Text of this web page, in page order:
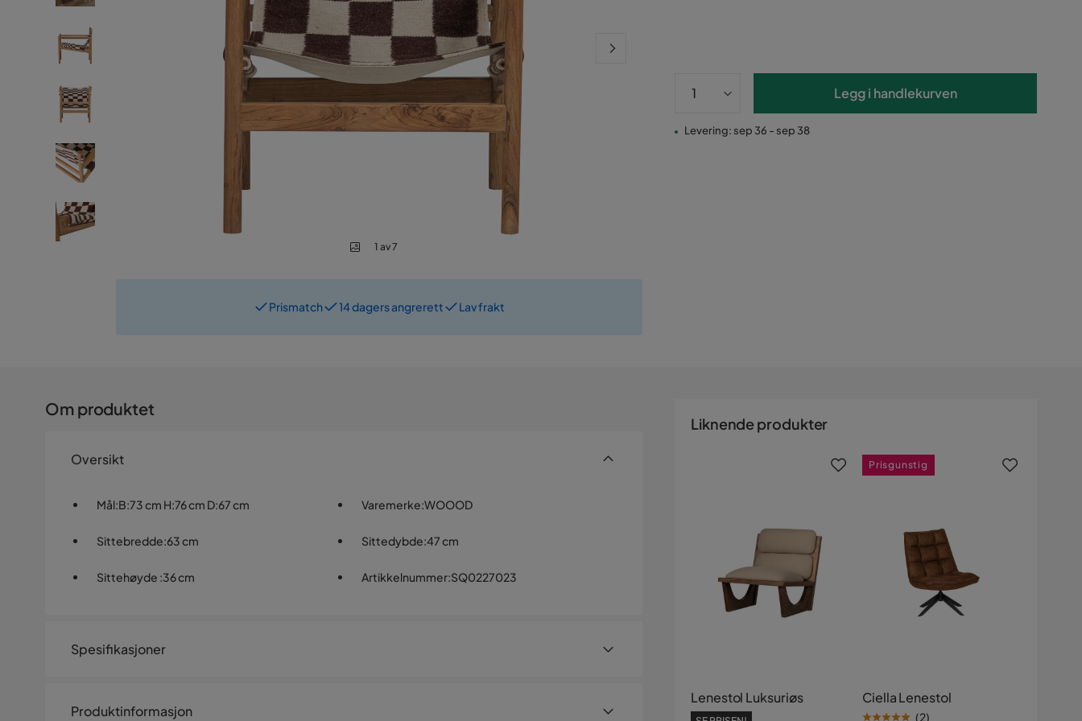
1 av 7
Prismatch 14 dagers angrerett Lav frakt
Legg i handlekurven
Levering: sep 36 - sep 38
Om produktet
Oversikt
Mål:B:73 cm H:76 cm D:67 cm Varemerke:WOOOD
Sittebredde:63 cm Sittedybde:47 cm
Sittehøyde :36 cm Artikkelnummer:SQ0227023
Spesifikasjoner
Størrelse
Produktinformasjon
Liknende produkter
Lenestol Luksuriøs Ciella Lenestol
(2)
Prisgunstig